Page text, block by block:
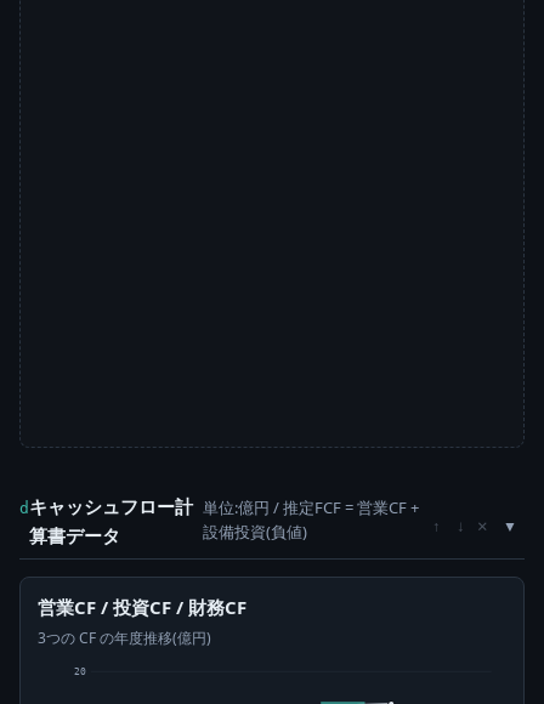
d キャッシュフロー計
算書データ
単位:億円 / 推定FCF = 営業CF +
設備投資(負値)
↑ ↓ ×
営業CF / 投資CF / 財務CF
3つの CF の年度推移(億円)
20